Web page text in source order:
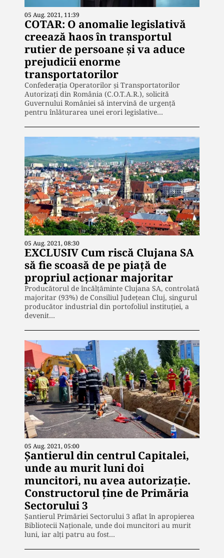
05 Aug. 2021, 11:39
COTAR: O anomalie legislativă
creează haos în transportul
rutier de persoane și va aduce
prejudicii enorme
transportatorilor
Confederația Operatorilor și Transportatorilor
Autorizați din România (C.O.T.A.R.), solicită
Guvernului României să intervină de urgență
pentru înlăturarea unei erori legislative…
05 Aug. 2021, 08:30
EXCLUSIV Cum riscă Clujana SA
să fie scoasă de pe piață de
propriul acționar majoritar
Producătorul de încălțăminte Clujana SA, controlată
majoritar (93%) de Consiliul Județean Cluj, singurul
producător industrial din portofoliul instituției, a
devenit…
05 Aug. 2021, 05:00
Șantierul din centrul Capitalei,
unde au murit luni doi
muncitori, nu avea autorizație.
Constructorul ține de Primăria
Sectorului 3
Șantierul Primăriei Sectorului 3 aflat în apropierea
Bibliotecii Naţionale, unde doi muncitori au murit
luni, iar alți patru au fost…